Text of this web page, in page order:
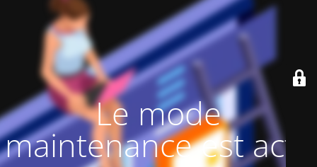
Le mode
maintenance est actif